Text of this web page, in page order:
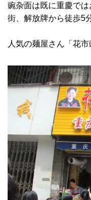
豌杂面は既に重慶で
街、解放牌から徒歩5
人気の麺屋さん「花